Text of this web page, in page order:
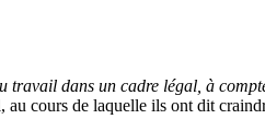
travail dans un cadre légal, à
au cours de laquelle ils ont dit